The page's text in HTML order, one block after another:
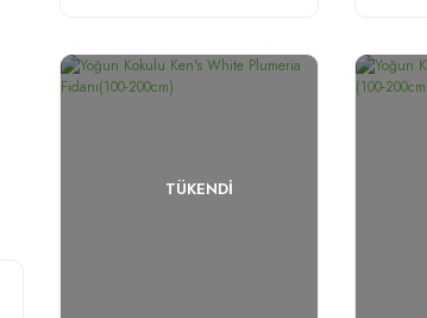
TÜKENDI